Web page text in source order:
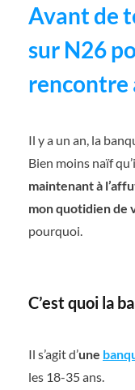
Avant de
sur N26
rencontre
Il y a un an, la
Bien moins naïf
maintenant à
mon quotidien de
pourquoi.
C’est quoi la
Il s’agit d’une
les 18-35 ans.